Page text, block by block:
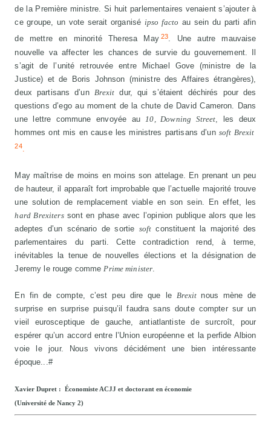
de la Première ministre. Si huit parlementaires venaient s’ajouter à
ce groupe, un vote serait organisé ipso facto au sein du parti afin
de mettre en minorité Theresa May 23. Une autre mauvaise
nouvelle va affecter les chances de survie du gouvernement. Il
s’agit de l’unité retrouvée entre Michael Gove (ministre de la
Justice) et de Boris Johnson (ministre des Affaires étrangères),
deux partisans d’un Brexit dur, qui s’étaient déchirés pour des
questions d’ego au moment de la chute de David Cameron. Dans
une lettre commune envoyée au
10, Downing Street , les deux
hommes ont mis en cause les ministres partisans d’un soft Brexit
24.
May maîtrise de moins en moins son attelage. En prenant un peu
de hauteur, il apparaît fort improbable que l’actuelle majorité trouve
une solution de remplacement viable en son sein. En effet, les
hard Brexiterssont en phase avec l’opinion publique alors que les
adeptes d’un scénario de sortie soft constituent la majorité des
parlementaires du parti. Cette contradiction rend, à terme,
inévitables la tenue de nouvelles élections et la désignation de
Jeremy le rouge commePrime minister.
En fin de compte, c’est peu dire que le Brexit nous mène de
surprise en surprise puisqu’il faudra sans doute compter sur un
vieil eurosceptique de gauche, antiatlantiste de surcroît, pour
espérer qu’un accord entre l’Union européenne et la perfide Albion
voie le jour. Nous vivons décidément une bien intéressante
époque...#
Xavier Dupret : Économiste ACJJ et doctorant en économie
(Université de Nancy 2)